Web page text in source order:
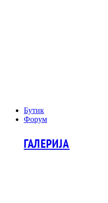
Бутик
Форум
ГАЛЕРИЈА